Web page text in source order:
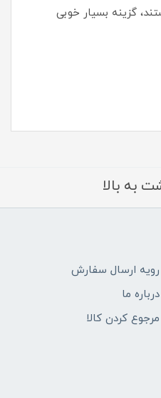
گزینه بسیار خوبی
به بالا
رویه ارسال سفارش
درباره ما
مرجوع کردن کالا